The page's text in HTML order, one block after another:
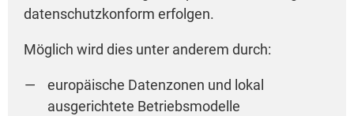
datenschutzkonform erfolgen.
Möglich wird dies unter anderem durch:
europäische Datenzonen und lokal
ausgerichtete Betriebsmodelle